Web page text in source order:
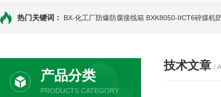
热门关键词： BX-化工厂防爆防腐接线箱 BXK8050-IICT6碎煤机
产品分类
PRODUCTS CATEGORY
技术文章 /